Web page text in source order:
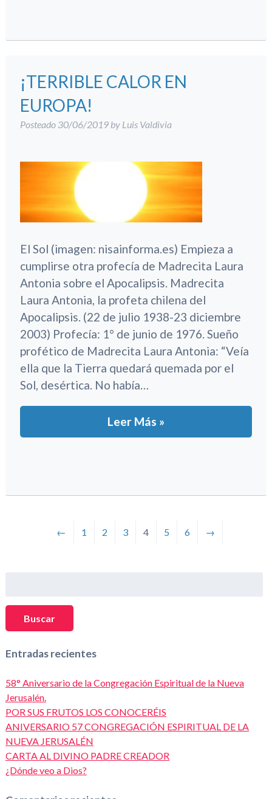
¡TERRIBLE CALOR EN
EUROPA!
Posteado 30/06/2019 by Luis Valdivia
El Sol (imagen: nisainforma.es) Empieza a
cumplirse otra profecía de Madrecita Laura
Antonia sobre el Apocalipsis. Madrecita
Laura Antonia, la profeta chilena del
Apocalipsis. (22 de julio 1938-23 diciembre
2003) Profecía: 1° de junio de 1976. Sueño
profético de Madrecita Laura Antonia: “Veía
ella que la Tierra quedará quemada por el
Sol, desértica. No había…
Leer Más »
← 1 2 3 4 5 6 →
Buscar
Entradas recientes
58° Aniversario de la Congregación Espiritual de la Nueva
Jerusalén.
POR SUS FRUTOS LOS CONOCERÉIS
ANIVERSARIO 57 CONGREGACIÓN ESPIRITUAL DE LA
NUEVA JERUSALÉN
CARTA AL DIVINO PADRE CREADOR
¿Dónde veo a Dios?